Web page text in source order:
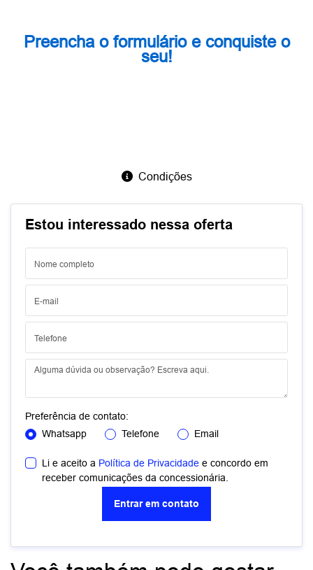
Preencha o formulário e conquiste o
seu!
Condições
Estou interessado nessa oferta
Preferência de contato:
Whatsapp
Telefone Email
Li e aceito a Política de Privacidade e concordo em
receber comunicações da concessionária.
Entrar em contato